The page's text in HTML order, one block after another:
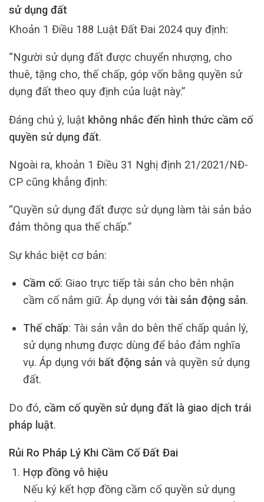
sử dụng đất
Khoản 1 Điều 188 Luật Đất Đai 2024 quy định:
“Người sử dụng đất được chuyển nhượng, cho
thuê, tặng cho, thế chấp, góp vốn bằng quyền sử
dụng đất theo quy định của luật này.”
Đáng chú ý, luật không nhắc đến hình thức cầm cố
quyền sử dụng đất.
Ngoài ra, khoản 1 Điều 31 Nghị định 21/2021/NĐ-
CP cũng khẳng định:
“Quyền sử dụng đất được sử dụng làm tài sản bảo
đảm thông qua thế chấp.”
Sự khác biệt cơ bản:
Cầm cố: Giao trực tiếp tài sản cho bên nhận
cầm cố nắm giữ. Áp dụng với tài sản động sản.
Thế chấp: Tài sản vẫn do bên thế chấp quản lý,
sử dụng nhưng được dùng để bảo đảm nghĩa
vụ. Áp dụng với bất động sản và quyền sử dụng
đất.
Do đó, cầm cố quyền sử dụng đất là giao dịch trái
pháp luật.
Rủi Ro Pháp Lý Khi Cầm Cố Đất Đai
Hợp đồng vô hiệu
Nếu ký kết hợp đồng cầm cố quyền sử dụng